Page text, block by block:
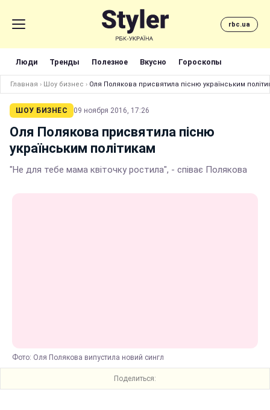
rbc.ua
Люди Тренды Полезное Вкусно Гороскопы
Главная › Шоу бизнес › Оля Полякова присвятила пісню українським
ШОУ БИЗНЕС 09 ноября 2016, 17:26
Оля Полякова присвятила пісню
українським політикам
"Не для тебе мама квіточку ростила", - співає Полякова
Фото: Оля Полякова випустила новий сингл
Поделиться: